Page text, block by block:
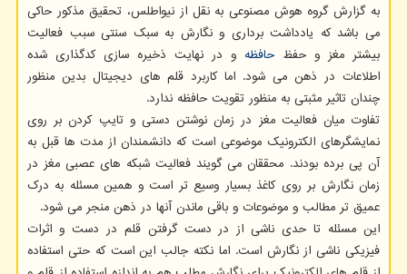
به گزارش گروه هوش مصنوعی به نقل از نیواطلس، تحقیق مذکور حاکی
می باشد که یادداشت برداری و نگارش به سبک سنتی سبب فعالیت
بیشتر مغز و حفظ حافظه و در نهایت ذخیره سازی کدگذاری شده
اطلاعات در ذهن می شود. اما کاربرد قلم های دیجیتال بدین منظور
چندان تاثیر مثبتی به منظور تقویت حافظه ندارد.
تفاوت میان فعالیت مغز در زمان نوشتن دستی و تایپ کردن بر روی
نمایشگرهای الکترونیک موضوعی است که دانشمندان از مدت ها قبل به
آن پی برده بودند. محققان می گویند فعالیت شبکه های عصبی مغز در
زمان نگارش بر روی کاغذ بسیار وسیع تر است و همین مسئله به درک
عمیق تر مطالب و موضوعات و باقی ماندن آنها در ذهن منجر می شود.
این مسئله تا حدی ناشی از در دست گرفتن قلم در دست و اثرات
فیزیکی ناشی از نگارش است. اما نکته جالب این است که حتی استفاده